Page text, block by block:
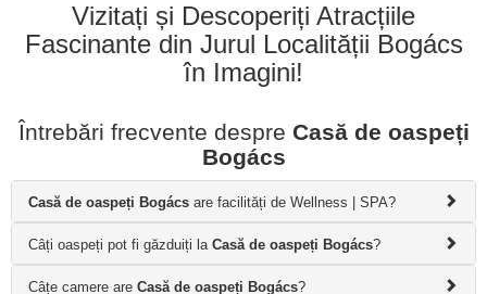
Vizitați și Descoperiți Atracțiile
Fascinante din Jurul Localității Bogács
în Imagini!
Întrebări frecvente despre Casă de oaspeți
Bogács
Casă de oaspeți Bogács are facilități de Wellness | SPA?
Câți oaspeți pot fi găzduiți la Casă de oaspeți Bogács?
Câțe camere are Casă de oaspeți Bogács?